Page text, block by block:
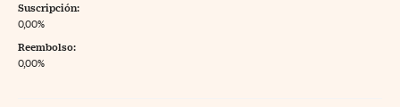
Suscripción:
0,00%
Reembolso:
0,00%